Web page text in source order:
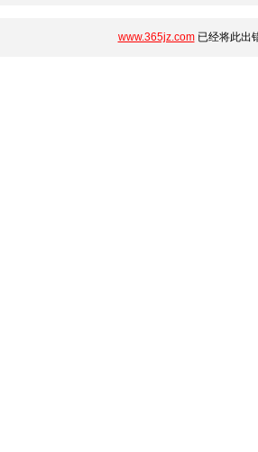
www.365jz.com已经将此出